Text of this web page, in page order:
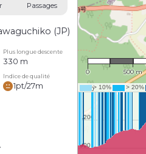
Passages
(JP)
Plus longue descente
330 m
Indice de qualité
1pt/27m
1 : 23,908
0 500 m